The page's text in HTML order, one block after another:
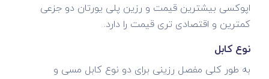
اپوکسی بیشترین قیمت و رزین پلی یورتان دو جزعی
کمترین و اقتصادی تری قیمت را دارد.
نوع کابل
به طور کلی مفصل رزینی برای دو نوع کابل مسی و